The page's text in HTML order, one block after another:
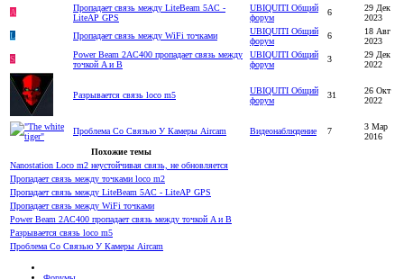
A
Пропадает связь между LiteBeam 5AC -
LiteAP GPS
UBIQUITI Общий
форум
6
29 Дек
2023
L
Пропадает связь между WiFi точками
UBIQUITI Общий
форум
6
18 Авг
2023
S
Power Beam 2AC400 пропадает связь между
точкой A и B
UBIQUITI Общий
форум
3
29 Дек
2022
Разрывается связь loco m5
UBIQUITI Общий
форум
31
26 Окт
2022
Проблема Со Связью У Камеры Aircam Видеонаблюдение 7
3 Мар
2016
Похожие темы
Nanostation Loco m2 неустойчивая связь, не обновляется
Пропадает связь между точками loco m2
Пропадает связь между LiteBeam 5AC - LiteAP GPS
Пропадает связь между WiFi точками
Power Beam 2AC400 пропадает связь между точкой A и B
Разрывается связь loco m5
Проблема Со Связью У Камеры Aircam